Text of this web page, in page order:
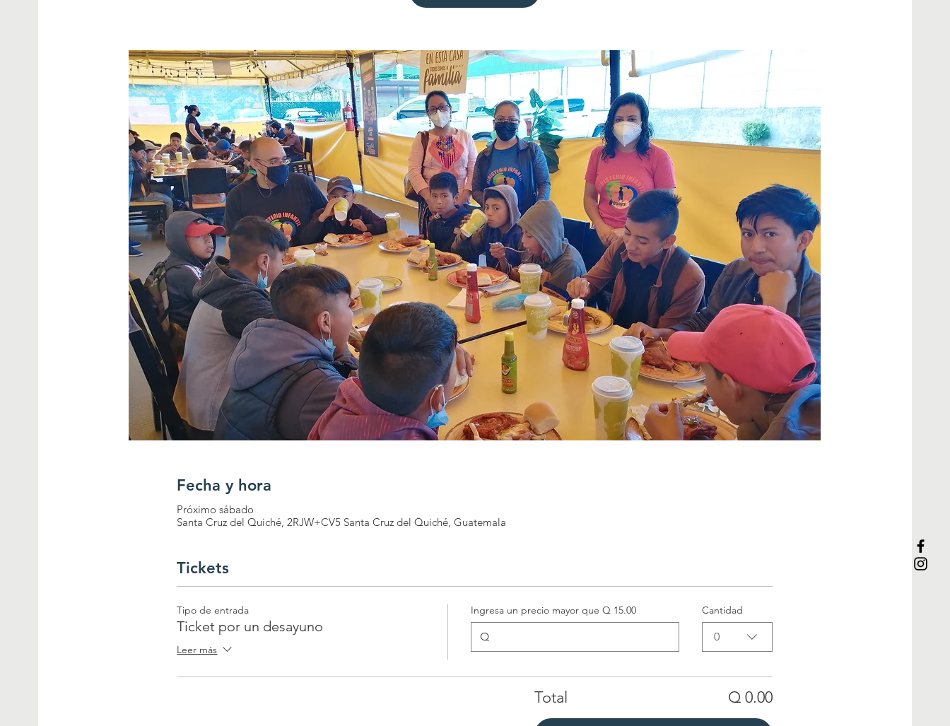
Fecha y hora
Próximo sábado
Santa Cruz del Quiché, 2RJW+CV5 Santa Cruz del Quiché, Guatemala
Tickets
Tipo de entrada
Ticket por un desayuno
Leer más
Ingresa un precio mayor que Q 15.00
Q
Cantidad
0
Total Q 0.00